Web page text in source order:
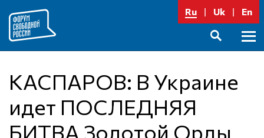
содержимому
Ru Uk En
КАСПАРОВ: В Украине
идет ПОСЛЕДНЯЯ
БИТВА Золотой Орды,